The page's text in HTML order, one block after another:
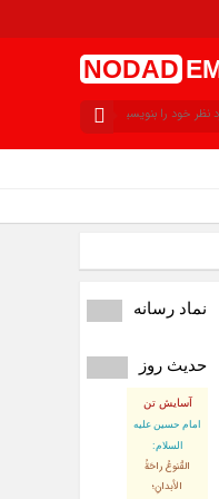
NODAD
امروز : پنجشنبه / ۱۵ مرداد / ۱۴۰۵
نماد رسانه
حدیث روز
آسایش تن
امام حسین علیه
السلام:
القُنوعُ راحَةُ
الأبدانِ؛